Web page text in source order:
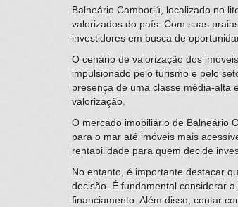
​Balneário Camboriú, localizado no
valorizados do país. Com suas
investidores em busca de
O cenário de valorização dos
impulsionado pelo turismo e pelo
presença de uma classe média-alta
valorização.
O mercado imobiliário de Balneário
para o mar até imóveis mais
rentabilidade para quem decide
No entanto, é importante destacar
decisão. É fundamental considerar
financiamento. Além disso, contar